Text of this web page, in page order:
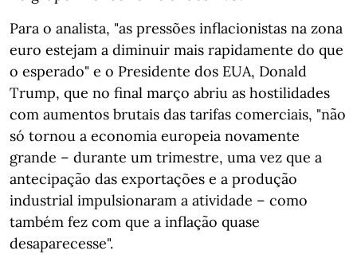
Para o analista, "as pressões inflacionistas na zona
euro estejam a diminuir mais rapidamente do que
o esperado" e o Presidente dos EUA, Donald
Trump, que no final março abriu as hostilidades
com aumentos brutais das tarifas comerciais, "não
só tornou a economia europeia novamente
grande – durante um trimestre, uma vez que a
antecipação das exportações e a produção
industrial impulsionaram a atividade – como
também fez com que a inflação quase
desaparecesse".